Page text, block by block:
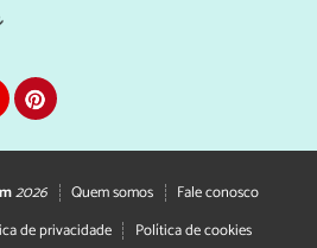
2026 Quem somos
Fale conosco
de privacidade Política de cookies